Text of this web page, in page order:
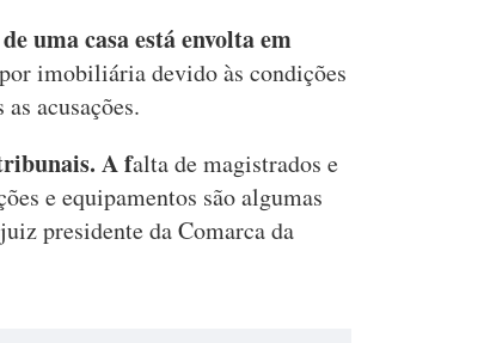
uma casa está envolta em
imobiliária devido às condições
acusações.
A falta de magistrados e
e equipamentos são algumas
presidente da Comarca da